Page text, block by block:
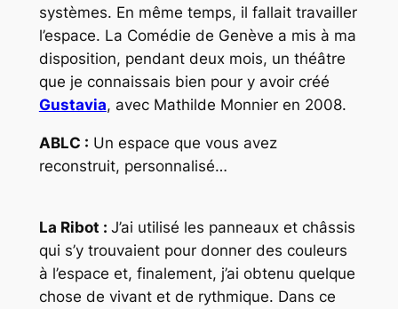
systèmes. En même temps, il fallait travailler
l’espace. La Comédie de Genève a mis à ma
disposition, pendant deux mois, un théâtre
que je connaissais bien pour y avoir créé
Gustavia, avec Mathilde Monnier en 2008.
ABLC : Un espace que vous avez
reconstruit, personnalisé…
La Ribot : J’ai utilisé les panneaux et châssis
qui s’y trouvaient pour donner des couleurs
à l’espace et, finalement, j’ai obtenu quelque
chose de vivant et de rythmique. Dans ce